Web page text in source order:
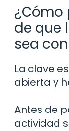
¿Cómo
de que
sea
La clave
abierta y
Antes de
actividad